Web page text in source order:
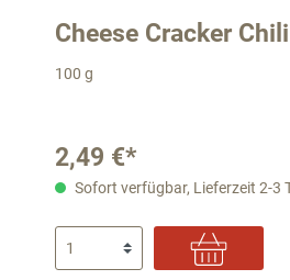
Cheese Cracker
100 g
2,49 €*
Sofort verfügbar, Lieferzeit 2-3